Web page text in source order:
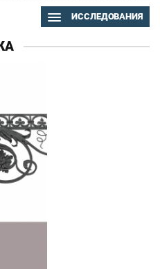
ИССЛЕДОВАНИЯ